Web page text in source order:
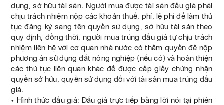
dụng, sở hữu tài sản. Người mua được tài sản đấu giá phải
chịu trách nhiệm nộp các khoản thuế, phí, lệ phí để làm thủ
tục đăng ký sang tên quyền sử dụng, sở hữu tài sản theo
quy định, đồng thời, người mua trúng đấu giá tự chịu trách
nhiệm liên hệ với cơ quan nhà nước có thẩm quyền để nộp
phương án sử dụng đất nông nghiệp (nếu có) và hoàn thiện
các thủ tục liên quan khác để được cấp giấy chứng nhận
quyền sở hữu, quyền sử dụng đối với tài sản mua trúng đấu
giá.
• Hình thức đấu giá: Đấu giá trực tiếp bằng lời nói tại phiên